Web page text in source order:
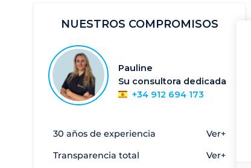
Vosgos
Agde
Angoulême
Argens
23
Bellegarde
Briare
NUESTROS COMPROMISOS
Pauline
Su consultora dedicada
+34 912 694 173
30 años de experiencia Ver+
Transparencia total Ver+